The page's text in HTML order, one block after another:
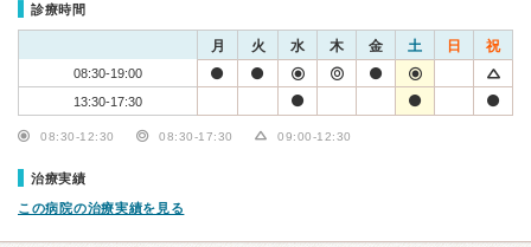
診療時間
月 火 水 木 金 土 日 祝
08:30-19:00
13:30-17:30
08:30-12:30 08:30-17:30 09:00-12:30
治療実績
この病院の治療実績を見る